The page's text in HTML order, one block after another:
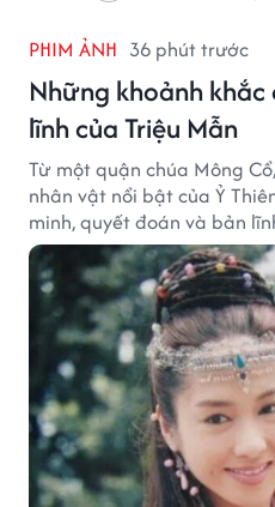
PHIM ẢNH 36 phút trước
Những khoảnh
lĩnh của Triệu Mẫn
Từ một quận chúa Mông
nhân vật nổi bật của Ỷ
minh, quyết đoán và bản